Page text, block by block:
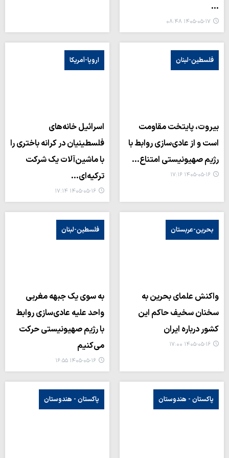
…
۱۴۰۵-۰۵-۱۷ ۰۸:۴۸
فلسطین-لبنان
بیروت، پایتخت مقاومت
است و از عادی‌سازی روابط با
رژیم صهیونیستی امتناع…
۱۴۰۵-۰۵-۱۶ ۱۷:۱۶
اروپا-آمریکا
اسرائیل خانه‌های
فلسطینیان در کرانه باختری را
با ماشین‌آلات یک شرکت
ترکیه‌ای…
۱۴۰۵-۰۵-۱۶ ۱۷:۱۴
بحرین-عربستان
واکنش علمای بحرین به
سخنان سخیف حاکم این
کشور درباره ایران
۱۴۰۵-۰۵-۱۶ ۱۷:۰۰
فلسطین-لبنان
به سوی یک جبهه مغربی
واحد علیه عادی‌سازی روابط
با رژیم صهیونیستی حرکت
می‌کنیم
۱۴۰۵-۰۵-۱۶ ۱۶:۵۵
پاکستان - هندوستان پاکستان - هندوستان